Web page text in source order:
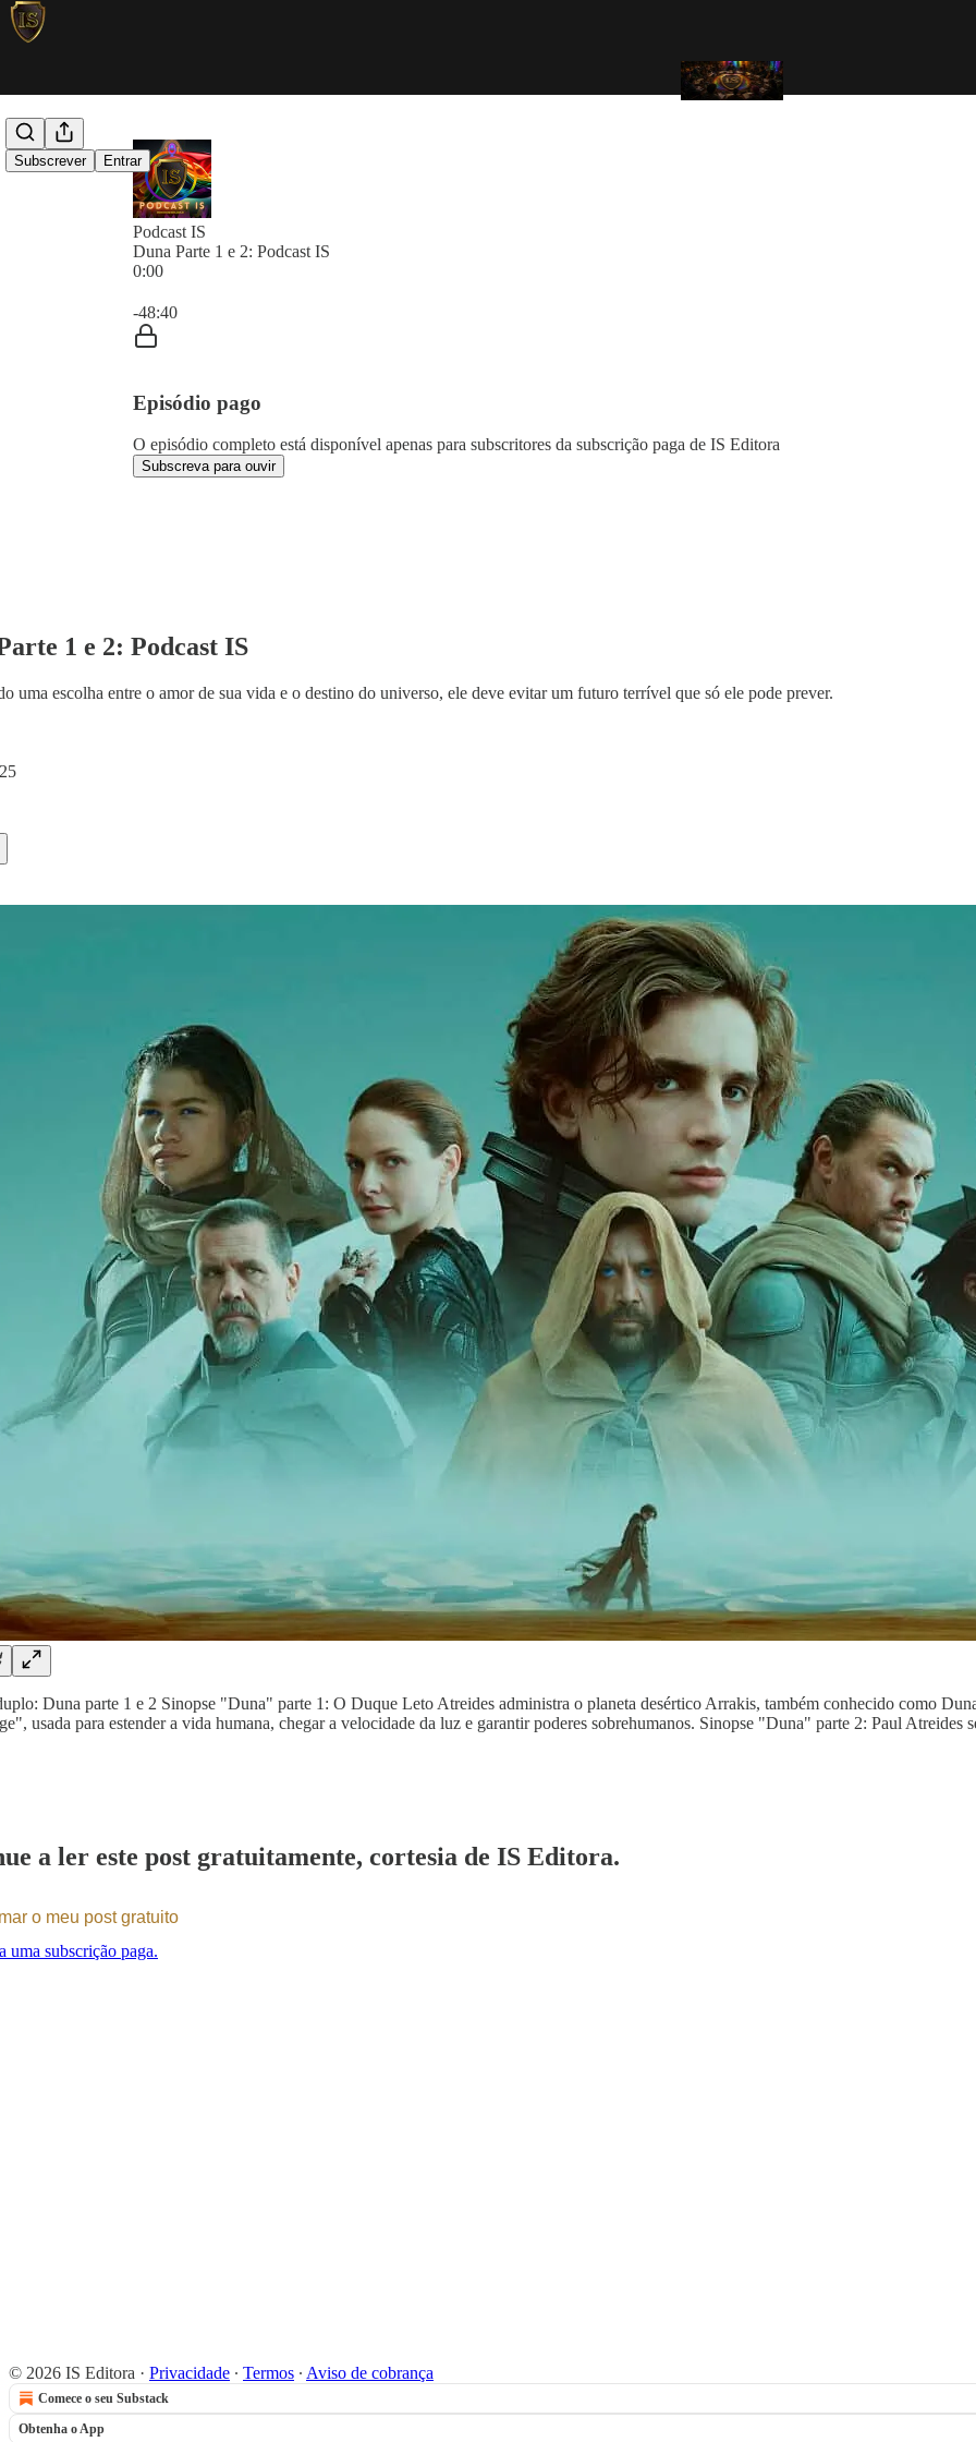
Subscrever Entrar
Podcast IS
Duna Parte 1 e 2: Podcast IS
0:00
-48:40
Episódio pago
O episódio completo está disponível apenas para subscritores da subscrição paga de IS Editora
Subscreva para ouvir
1 e 2: Podcast IS
uma escolha entre o amor de sua vida e o destino do universo, ele deve evitar um futuro terrível que só ele pode prever.
Duna parte 1 e 2 Sinopse "Duna" parte 1: O Duque Leto Atreides administra o planeta desértico Arrakis, também conhecido como
usada para estender a vida humana, chegar a velocidade da luz e garantir poderes sobrehumanos. Sinopse "Duna" parte 2: Paul Atreides
a ler este post gratuitamente, cortesia de IS Editora.
o meu post gratuito
uma subscrição paga.
© 2026 IS Editora · Privacidade ∙ Termos ∙ Aviso de cobrança
Comece o seu Substack
Obtenha o App